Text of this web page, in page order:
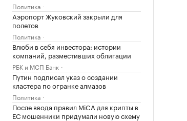
Политика
Аэропорт Жуковский закрыли для
полетов
Политика
Влюби в себя инвестора: истории
компаний, разместивших облигации
РБК и МСП Банк
Путин подписал указ о создании
кластера по огранке алмазов
Политика
После ввода правил MiCA для крипты в
ЕС мошенники придумали новую схему